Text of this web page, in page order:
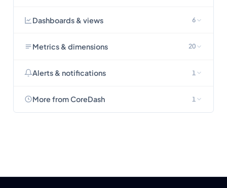
Dashboards & views 6
Metrics & dimensions 20
Alerts & notifications 1
More from CoreDash 1